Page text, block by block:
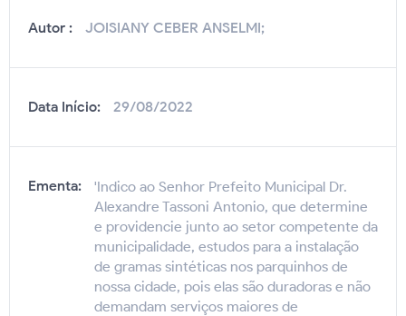
Autor : JOISIANY CEBER ANSELMI;
Data Início: 29/08/2022
Ementa:
'Indico ao Senhor Prefeito Municipal Dr.
Alexandre Tassoni Antonio, que determine
e providencie junto ao setor competente da
municipalidade, estudos para a instalação
de gramas sintéticas nos parquinhos de
nossa cidade, pois elas são duradoras e não
demandam serviços maiores de